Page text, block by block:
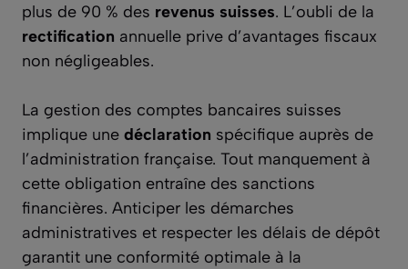
plus de 90 % des revenus suisses. L’oubli de la
rectification annuelle prive d’avantages fiscaux
non négligeables.
La gestion des comptes bancaires suisses
implique une déclaration spécifique auprès de
l’administration française. Tout manquement à
cette obligation entraîne des sanctions
financières. Anticiper les démarches
administratives et respecter les délais de dépôt
garantit une conformité optimale à la